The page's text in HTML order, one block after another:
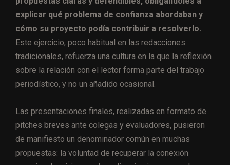
explicar qué problema de confianza abordaban y
cómo su proyecto podía contribuir a resolverlo.
Este ejercicio, poco habitual en las redacciones
tradicionales, refuerza una cultura en la que la reflexión
sobre la relación con el lector forma parte del trabajo
periodístico, y no un añadido ocasional.
Las presentaciones finales, realizadas en formato de
pitches breves ante colegas y evaluadores, pusieron
de manifiesto un denominador común en muchas
propuestas: la voluntad de recuperar la conexión